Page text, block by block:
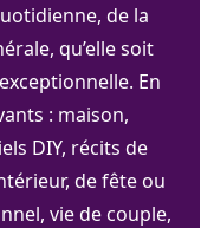
de la
qu’elle soit
En
: maison,
DIY, récits de
de fête ou
vie de couple,